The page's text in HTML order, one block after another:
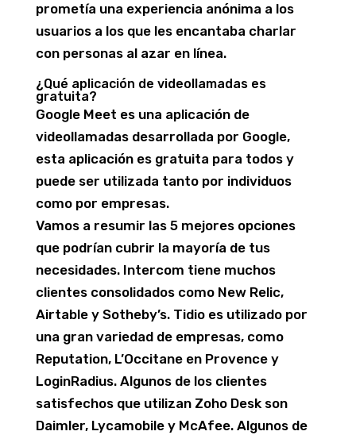
prometía una experiencia anónima a los
usuarios a los que les encantaba charlar
con personas al azar en línea.
¿Qué aplicación de videollamadas es
gratuita?
Google Meet es una aplicación de
videollamadas desarrollada por Google,
esta aplicación es gratuita para todos y
puede ser utilizada tanto por individuos
como por empresas.
Vamos a resumir las 5 mejores opciones
que podrían cubrir la mayoría de tus
necesidades. Intercom tiene muchos
clientes consolidados como New Relic,
Airtable y Sotheby’s. Tidio es utilizado por
una gran variedad de empresas, como
Reputation, L’Occitane en Provence y
LoginRadius. Algunos de los clientes
satisfechos que utilizan Zoho Desk son
Daimler, Lycamobile y McAfee. Algunos de